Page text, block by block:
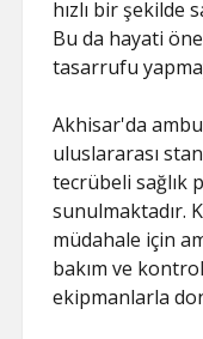
hızlı bir şekilde
Bu da hayati
tasarrufu
Akhisar'da
uluslararası
tecrübeli sağlık
sunulmaktadır.
müdahale için
bakım ve
ekipmanlarla